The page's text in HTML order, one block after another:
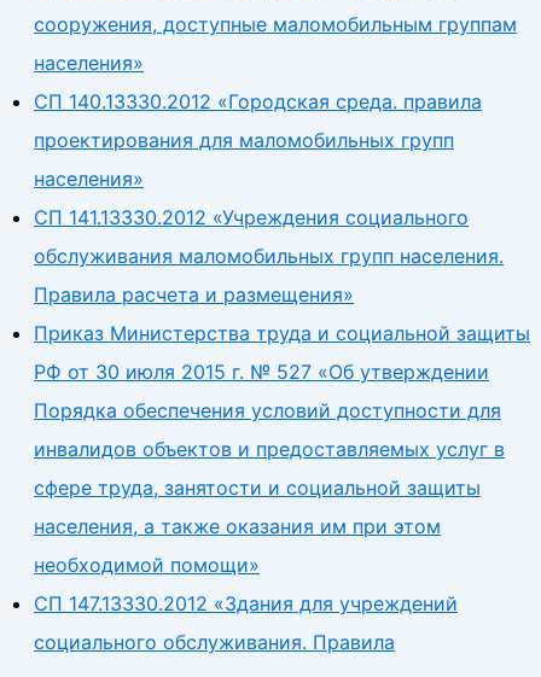
сооружения, доступные маломобильным группам
населения»
СП 140.13330.2012 «Городская среда. правила
проектирования для маломобильных групп
населения»
СП 141.13330.2012 «Учреждения социального
обслуживания маломобильных групп населения.
Правила расчета и размещения»
Приказ Министерства труда и социальной защиты
РФ от 30 июля 2015 г. № 527 «Об утверждении
Порядка обеспечения условий доступности для
инвалидов объектов и предоставляемых услуг в
сфере труда, занятости и социальной защиты
населения, а также оказания им при этом
необходимой помощи»
СП 147.13330.2012 «Здания для учреждений
социального обслуживания. Правила